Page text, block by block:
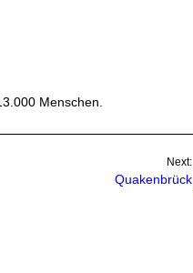
Menschen.
Next:
Quakenbrück